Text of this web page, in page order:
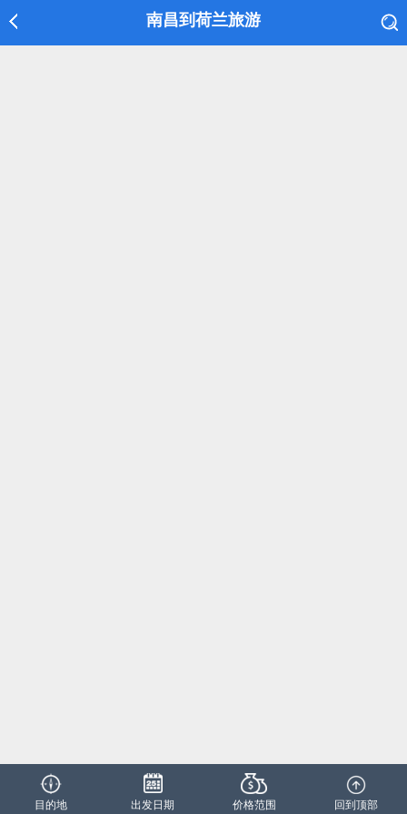
南昌到荷兰旅游
目的地 出发日期 价格范围 回到顶部